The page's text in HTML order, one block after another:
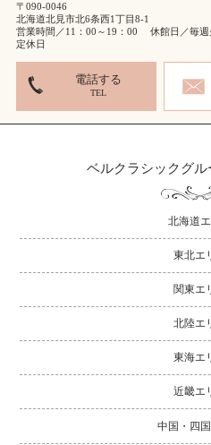
〒090-0046
北海道北見市北6条西1丁目8-1
営業時間／11：00～19：00 休館日／毎
定休日
電話する
TEL
ベルクラシックグ
北海道
東北エ
関東エ
北陸エ
東海エ
近畿エ
中国・四